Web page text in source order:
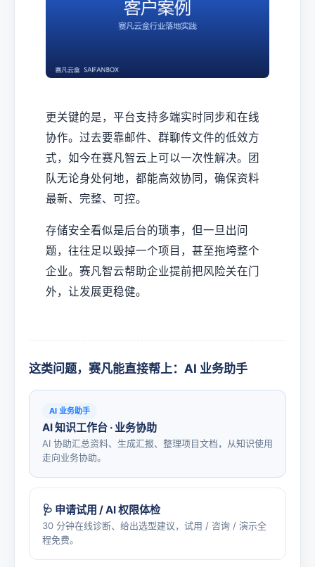
更关键的是，平台支持多端实时同步和在线
协作。过去要靠邮件、群聊传文件的低效方
式，如今在赛凡智云上可以一次性解决。团
队无论身处何地，都能高效协同，确保资料
最新、完整、可控。
存储安全看似是后台的琐事，但一旦出问
题，往往足以毁掉一个项目，甚至拖垮整个
企业。赛凡智云帮助企业提前把风险关在门
外，让发展更稳健。
这类问题，赛凡能直接帮上：AI 业务助手
AI 业务助手
AI 知识工作台 · 业务协助
AI 协助汇总资料、生成汇报、整理项目文档，从知识使用
走向业务协助。
🩺 申请试用 / AI 权限体检
30 分钟在线诊断、给出选型建议，试用 / 咨询 / 演示全
程免费。